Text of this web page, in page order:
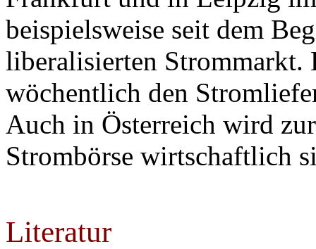
beispielsweise seit dem
liberalisierten Strommarkt.
wöchentlich den
Auch in Österreich wird
Strombörse wirtschaftlich
Literatur